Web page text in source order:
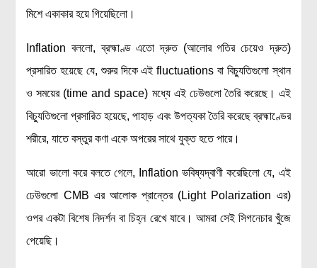
আপনার প্রোফাইল
তথ্য ও যোগাযোগ
বিজ্ঞানযাত্রা ম্যাগাজিন
বিজ্ঞানযাত্রা সংবাদ/বিজ্ঞপ্তি
লক্ষ্য ও উদ্দেশ্য
যোগাযোগ
বৈজ্ঞানিক কল্পকাহিনী
লজিক এবং ফ্যালাসি
রিভিউ (বই/মুভি/সিরিজ)
আবিষ্কারের গল্প
মিশে একাকার হয়ে গিয়েছিলো।
Inflation বললো, ব্রহ্মাণ্ড এতো দ্রুত (আলোর গতির চেয়েও দ্রুত)
প্রসারিত হয়েছে যে, শুরুর দিকে এই fluctuations বা বিচ্যুতিগুলো স্থান
ও সময়ের (time and space) মধ্যে এই ঢেউগুলো তৈরি করেছে। এই
বিচ্যুতিগুলো প্রসারিত হয়েছে, পাহাড় এবং উপত্যকা তৈরি করেছে ব্রহ্মাণ্ডের
শরীরে, যাতে বস্তুর কণা একে অপরের সাথে যুক্ত হতে পারে।
আরো ভালো করে বলতে গেলে, Inflation ভবিষ্যদ্বাণী করেছিলো যে, এই
ঢেউগুলো CMB এর আলোক প্রান্তের (Light Polarization এর)
ওপর একটা বিশেষ নিদর্শন বা চিহ্ন রেখে যাবে। আমরা সেই সিগনেচার খুঁজে
পেয়েছি।